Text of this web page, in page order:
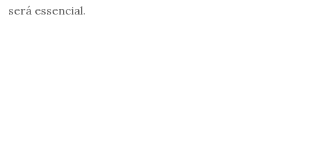
será essencial.